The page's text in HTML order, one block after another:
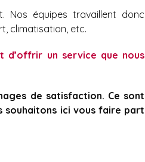
Nos équipes travaillent donc
climatisation, etc.
d’offrir un service que nous
de satisfaction. Ce sont
souhaitons ici vous faire part